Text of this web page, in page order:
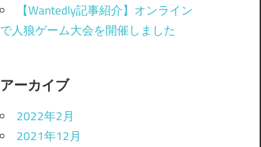
【Wantedly記事紹介】オンライン
で人狼ゲーム大会を開催しました
アーカイブ
2022年2月
2021年12月